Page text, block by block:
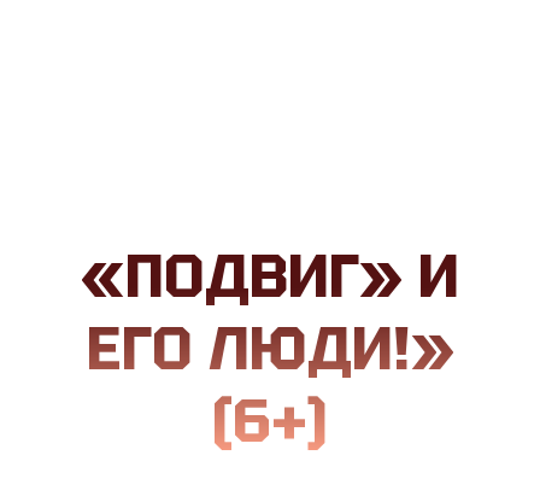
«ПОДВИГ» И
ЕГО ЛЮДИ!»
(6+)